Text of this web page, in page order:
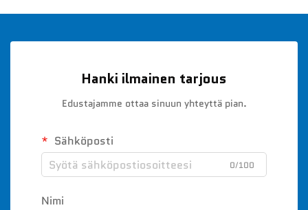
Hanki ilmainen tarjous
Edustajamme ottaa sinuun yhteyttä pian.
Sähköposti
0/100
Nimi